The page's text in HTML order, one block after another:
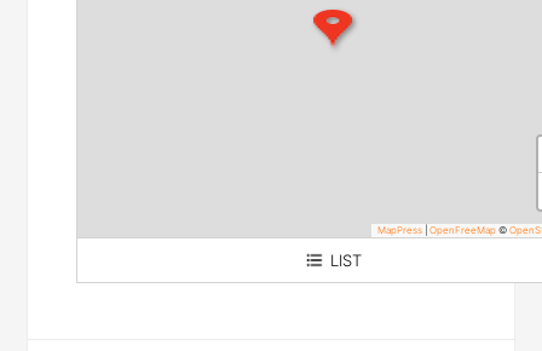
Via Ludovico Lazzaro Zamenhof
MapPress OpenFreeMap ©
LIST